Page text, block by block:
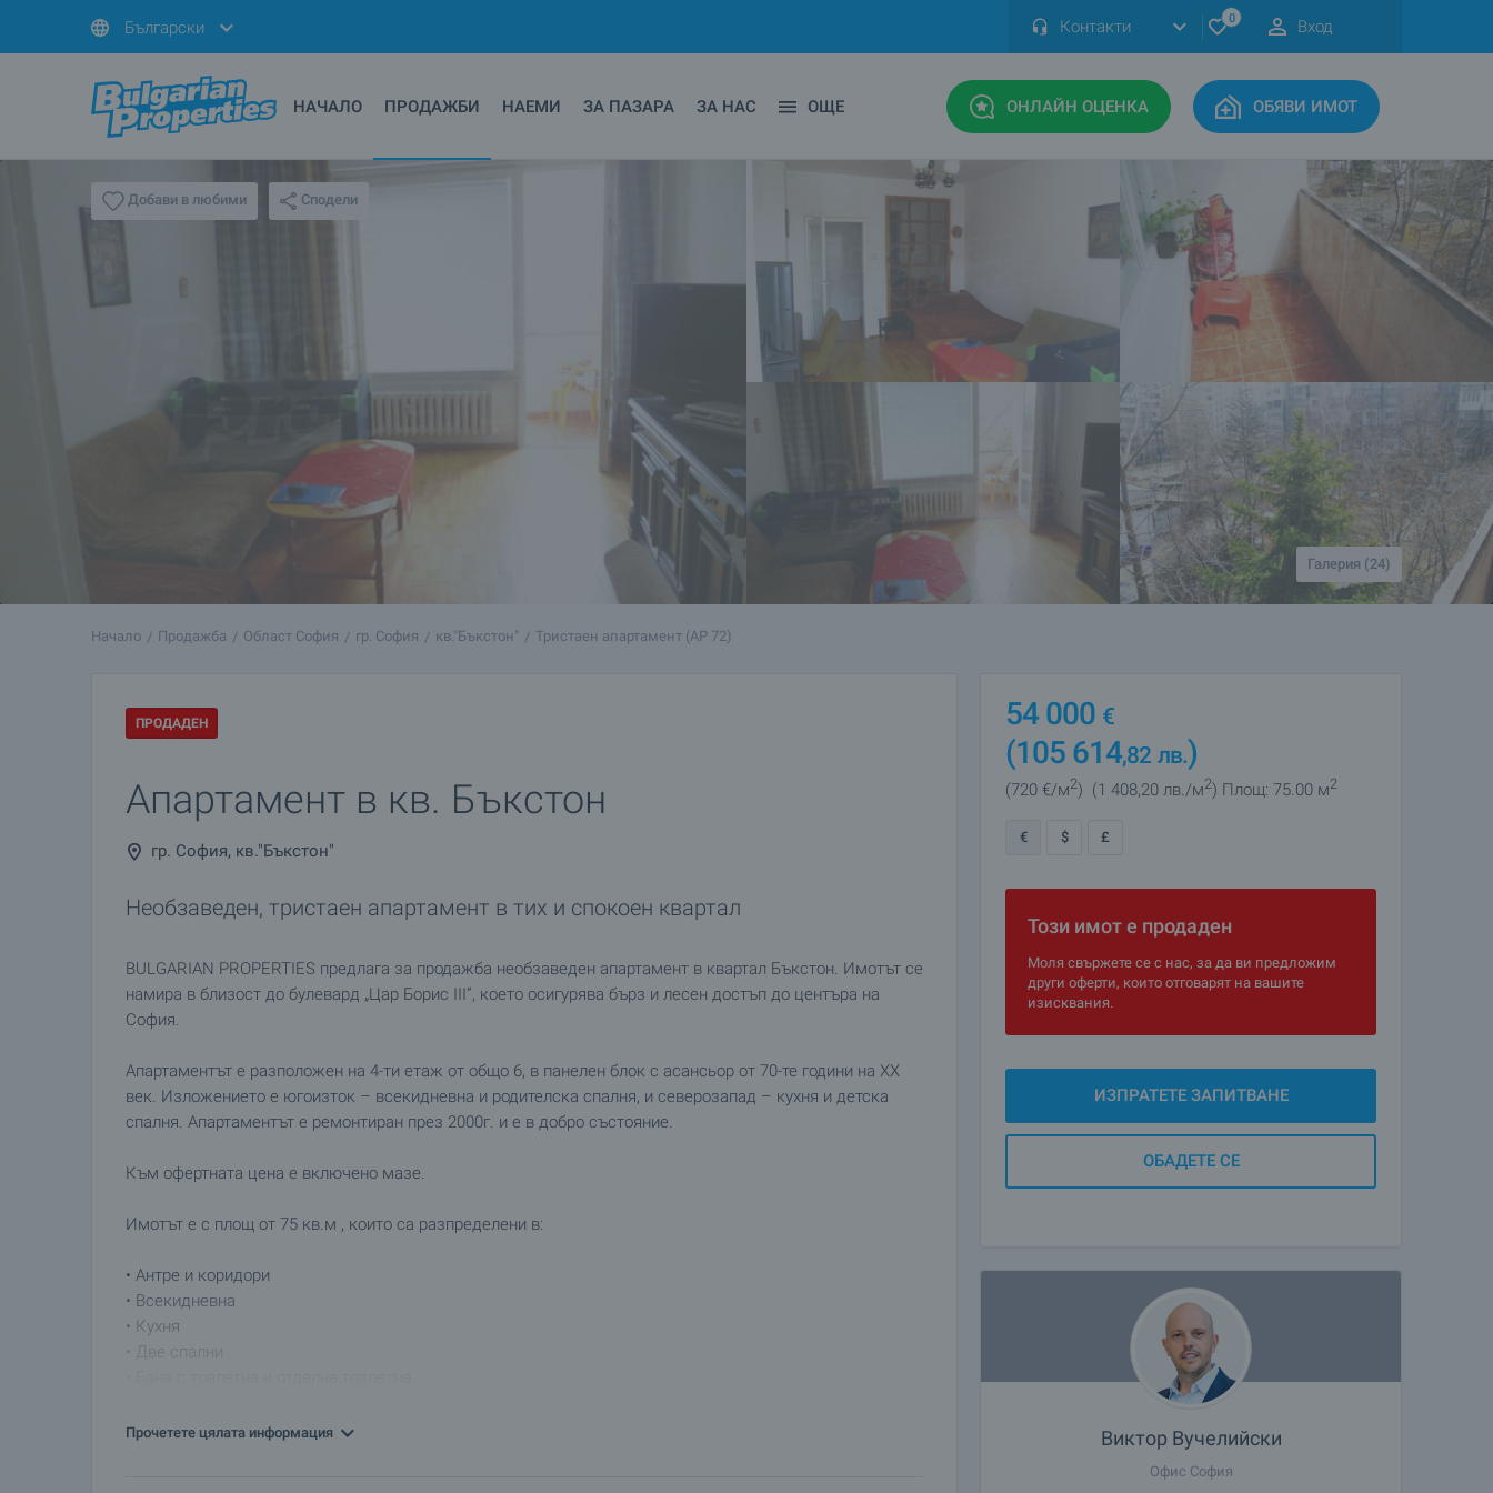
Български Контакти 0 Вход
НАЧАЛО ПРОДАЖБИ НАЕМИ ЗА ПАЗАРА ЗА НАС ОЩЕ ОНЛАЙН ОЦЕНКА ОБЯВИ ИМОТ
Добави в любими Сподели
Галерия (24)
Начало Продажба Област София гр. София кв."Бъкстон" Тристаен апартамент (AP 72)
ПРОДАДЕН
Апартамент в кв. Бъкстон
гр. София, кв."Бъкстон"
Необзаведен, тристаен апартамент в тих и спокоен квартал
BULGARIAN PROPERTIES предлага за продажба необзаведен апартамент в квартал Бъкстон. Имотът се
намира в близост до булевард „Цар Борис III”, което осигурява бърз и лесен достъп до центъра на
София.
Апартаментът е разположен на 4-ти етаж от общо 6, в панелен блок с асансьор от 70-те години на XX
век. Изложението е югоизток – всекидневна и родителска спалня, и северозапад – кухня и детска
спалня. Апартаментът е ремонтиран през 2000г. и е в добро състояние.
Към офертната цена е включено мазе.
Имотът е с площ от 75 кв.м , които са разпределени в:
• Антре и коридори
• Всекидневна
• Кухня
• Две спални
• Две тераси (усвоена към кухнята и открита към хола, с гледка към градинка)
Прочетете цялата информация
54 000 €
(105 614,82 лв.)
(720 €/м2) (1 408,20 лв./м2) Площ: 75.00 м2
€ $ £
Този имот е продаден
Моля свържете се с нас, за да ви предложим
други оферти, които отговарят на вашите
изисквания.
ИЗПРАТЕТЕ ЗАПИТВАНЕ
ОБАДЕТЕ СЕ
Виктор Вучелийски
Офис София